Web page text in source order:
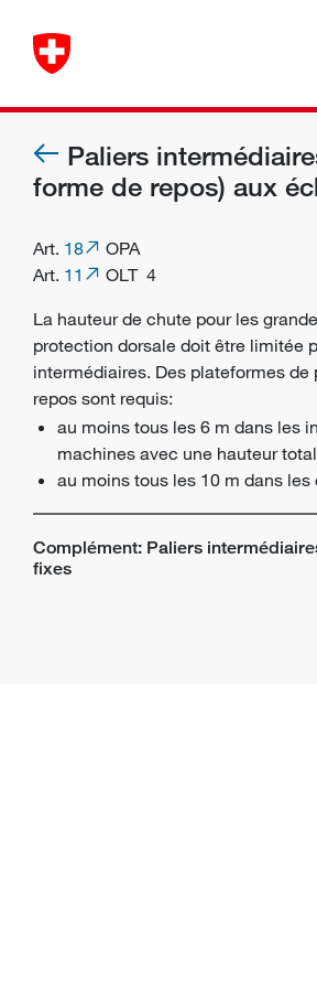
Paliers
forme de repos) aux
Art. 18
OPA
Art. 11
OLT 4
La hauteur de chute pour les
protection dorsale doit être limitée
intermédiaires. Des plateformes de
repos sont requis:
au moins tous les 6 m dans les
machines avec une hauteur
au moins tous les 10 m dans
Complément: Paliers
fixes